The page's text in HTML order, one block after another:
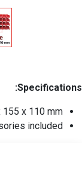
Specifications:
155 x 110 mm
included.